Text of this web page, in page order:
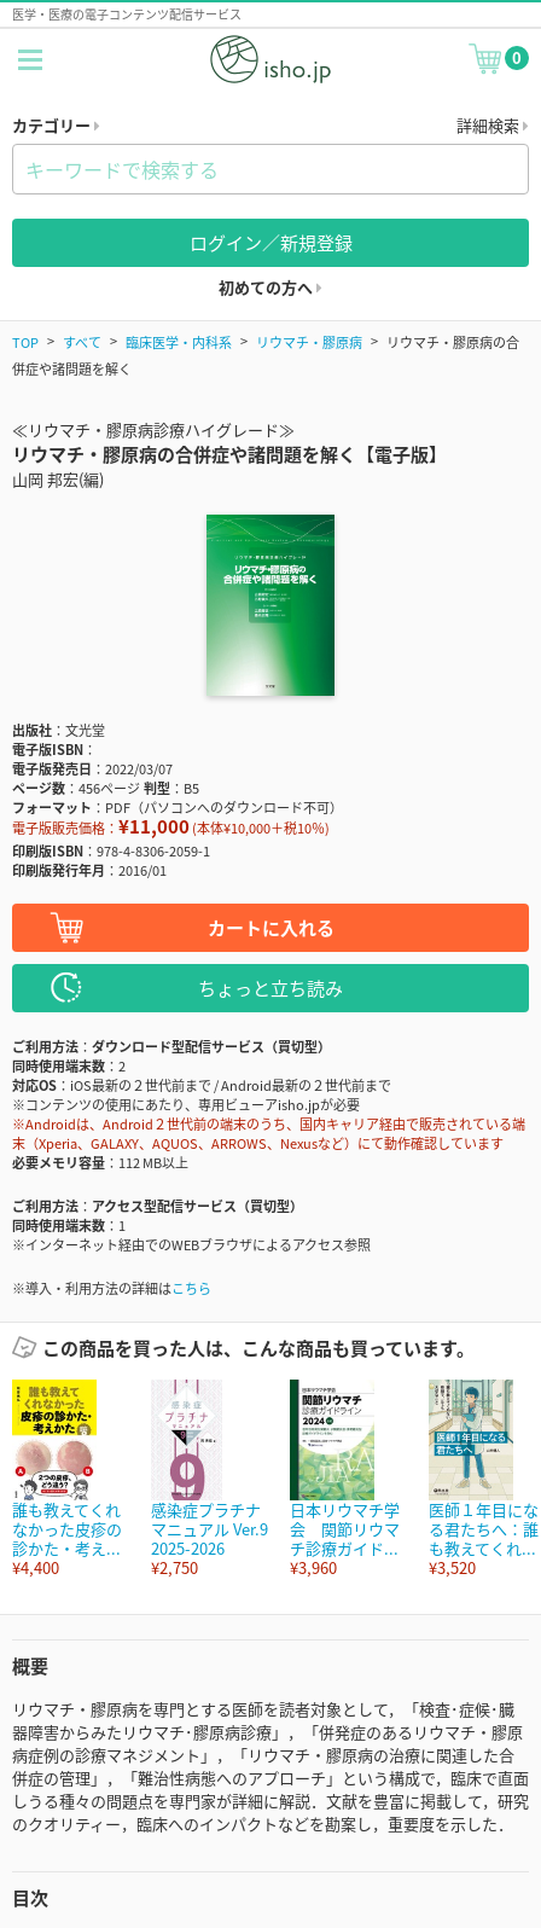
医学・医療の電子コンテンツ配信サービス
0
カテゴリー 詳細検索
ログイン／新規登録
初めての方へ
TOP すべて 臨床医学・内科系 リウマチ・膠原病
リウマチ・膠原病の合
併症や諸問題を解く
≪リウマチ・膠原病診療ハイグレード≫
リウマチ・膠原病の合併症や諸問題を解く【電子版】
山岡 邦宏(編)
出版社
文光堂
電子版ISBN
電子版発売日
2022/03/07
ページ数
456ページ判型
B5
フォーマット
PDF（パソコンへのダウンロード不可）
電子版販売価格： ¥11,000(本体¥10,000＋税10％)
印刷版ISBN
978-4-8306-2059-1
印刷版発行年月
2016/01
カートに入れる
ちょっと立ち読み
ご利用方法
ダウンロード型配信サービス（買切型）
同時使用端末数
2
対応OS
iOS最新の２世代前まで / Android最新の２世代前まで
※コンテンツの使用にあたり、専用ビューアisho.jpが必要
※Androidは、Android２世代前の端末のうち、国内キャリア経由で販売されている端
末（Xperia、GALAXY、AQUOS、ARROWS、Nexusなど）にて動作確認しています
必要メモリ容量
112 MB以上
ご利用方法
アクセス型配信サービス（買切型）
同時使用端末数
1
※インターネット経由でのWEBブラウザによるアクセス参照
※導入・利用方法の詳細はこちら
この商品を買った人は、こんな商品も買っています。
誰も教えてくれ
なかった皮疹の
診かた・考え...
¥4,400
感染症プラチナ
マニュアル Ver.9
2025-2026
¥2,750
日本リウマチ学
会 関節リウマ
チ診療ガイド...
¥3,960
医師１年目にな
る君たちへ：誰
も教えてくれ...
¥3,520
概要
リウマチ・膠原病を専門とする医師を読者対象として，「検査･症候･臓
器障害からみたリウマチ･膠原病診療」，「併発症のあるリウマチ・膠原
病症例の診療マネジメント」，「リウマチ・膠原病の治療に関連した合
併症の管理」，「難治性病態へのアプローチ」という構成で，臨床で直面
しうる種々の問題点を専門家が詳細に解説．文献を豊富に掲載して，研究
のクオリティー，臨床へのインパクトなどを勘案し，重要度を示した．
目次